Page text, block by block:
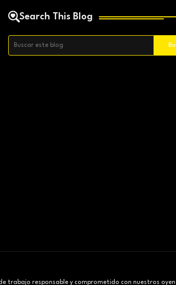
Search This Blog
trabajo responsable y comprometido con nuestros